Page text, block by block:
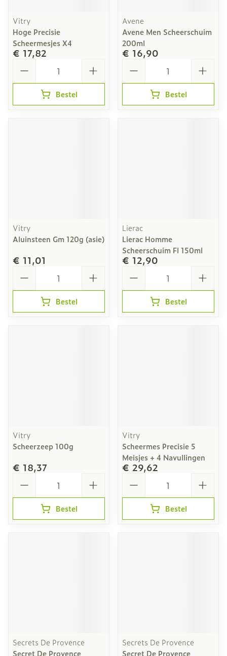
Vitry
Hoge Precisie
Scheermesjes X4
€ 17,82
Bestel
Avene
Avene Men Scheerschuim
200ml
€ 16,90
Bestel
Vitry
Aluinsteen Gm 120g (asie)
€ 11,01
Bestel
Lierac
Lierac Homme
Scheerschuim Fl 150ml
€ 12,90
Bestel
Vitry
Scheerzeep 100g
€ 18,37
Bestel
Vitry
Scheermes Precisie 5
Meisjes + 4 Navullingen
€ 29,62
Bestel
Secrets De Provence
Secret De Provence
Secrets De Provence
Secret De Provence